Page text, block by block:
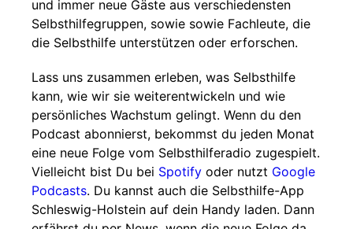
und immer neue Gäste aus verschiedensten
Selbsthilfegruppen, sowie sowie Fachleute, die
die Selbsthilfe unterstützen oder erforschen.
Lass uns zusammen erleben, was Selbsthilfe
kann, wie wir sie weiterentwickeln und wie
persönliches Wachstum gelingt. Wenn du den
Podcast abonnierst, bekommst du jeden Monat
eine neue Folge vom Selbsthilferadio zugespielt.
Vielleicht bist Du bei Spotify oder nutzt Google
Podcasts. Du kannst auch die Selbsthilfe-App
Schleswig-Holstein auf dein Handy laden. Dann